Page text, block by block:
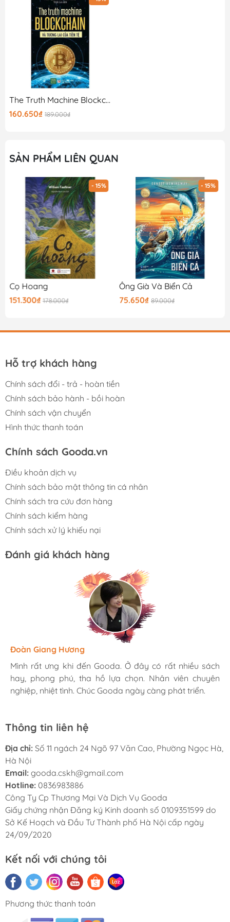
The Truth Machine Blockchain Và Tương Lai Của Tiền Tệ
160.650₫ 189.000₫
SẢN PHẨM LIÊN QUAN
- 15%
Cọ Hoang
151.300₫ 178.000₫
- 15%
Ông Già Và Biển Cả
75.650₫ 89.000₫
Hỗ trợ khách hàng
Chính sách đổi - trả - hoàn tiền
Chính sách bảo hành - bồi hoàn
Chính sách vận chuyển
Hình thức thanh toán
Chính sách Gooda.vn
Điều khoản dịch vụ
Chính sách bảo mật thông tin cá nhân
Chính sách tra cứu đơn hàng
Chính sách kiểm hàng
Chính sách xử lý khiếu nại
Đánh giá khách hàng
Hương Suri
Mình rất ưng khi đến Gooda. Ở đây có rất nhiều sách
hay, phong phú, tha hồ lựa chọn. Nhân viên chuyên
nghiệp, nhiệt tình. Chúc Gooda ngày càng phát triển.
Đoàn Giang Hương
Mình rất ưng khi đến Gooda. Ở đây có rất nhiều sách
hay, phong phú, tha hồ lựa chọn. Nhân viên chuyên
nghiệp, nhiệt tình. Chúc Gooda ngày càng phát triển.
Ngọc Anh
Mình rất ưng khi đến Gooda. Ở đây có rất nhiều sách
hay, phong phú, tha hồ lựa chọn. Nhân viên chuyên
nghiệp, nhiệt tình. Chúc Gooda ngày càng phát triển.
Thông tin liên hệ
Địa chỉ: Số 11 ngách 24 Ngõ 97 Văn Cao, Phường Ngọc Hà,
Hà Nội
Email: gooda.cskh@gmail.com
Hotline: 0836983886
Công Ty Cp Thương Mại Và Dịch Vụ Gooda
Giấy chứng nhận Đăng ký Kinh doanh số 0109351599 do
Sở Kế Hoạch và Đầu Tư Thành phố Hà Nội cấp ngày
24/09/2020
Kết nối với chúng tôi
Phương thức thanh toán